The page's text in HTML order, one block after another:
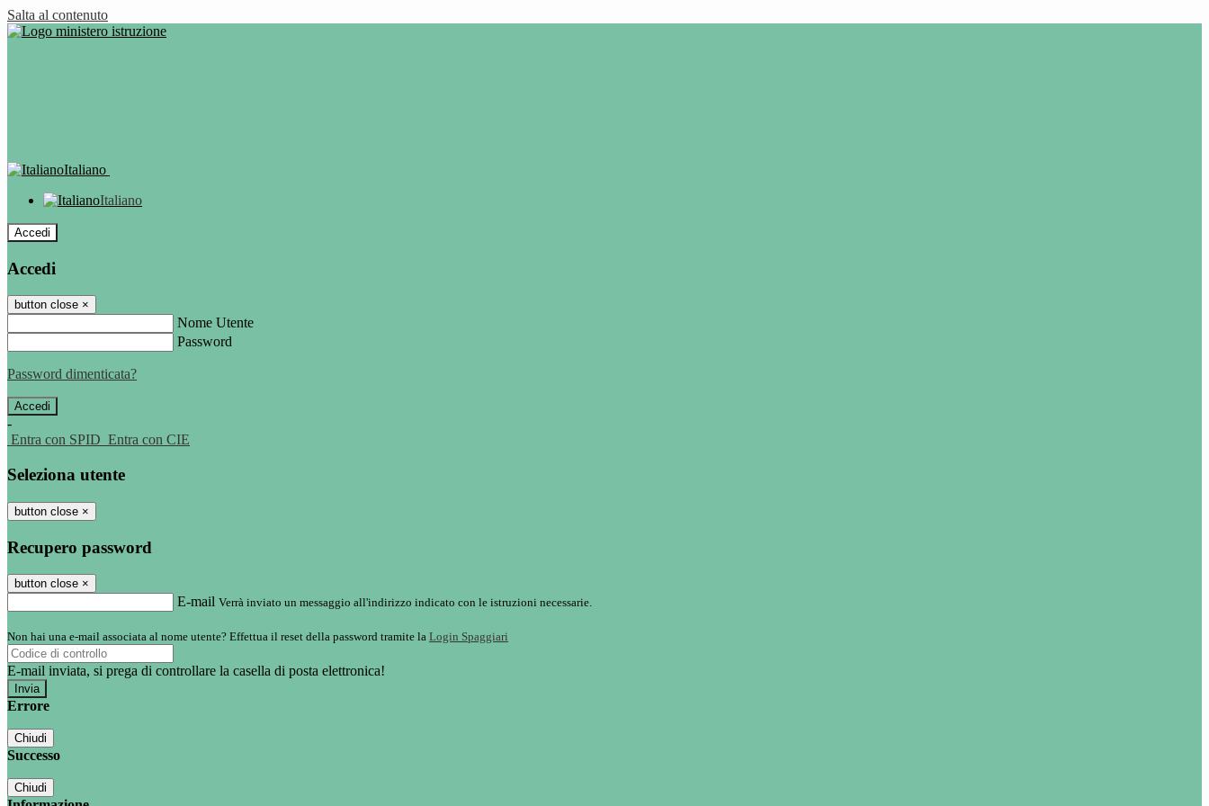
Salta al contenuto
Italiano
Italiano
Accedi
Accedi
button close ×
Nome Utente
Password
Password dimenticata?
-
Entra con SPID Entra con CIE
Seleziona utente
button close ×
Recupero password
button close ×
E-mail Verrà inviato un messaggio all'indirizzo indicato con le istruzioni necessarie.
Non hai una e-mail associata al nome utente? Effettua il reset della password tramite la Login Spaggiari
E-mail inviata, si prega di controllare la casella di posta elettronica!
Errore
Chiudi
Successo
Chiudi